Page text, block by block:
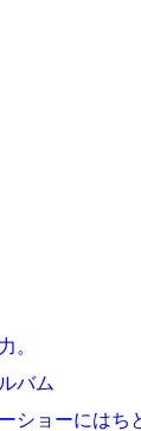
。
バム
ショーにはち